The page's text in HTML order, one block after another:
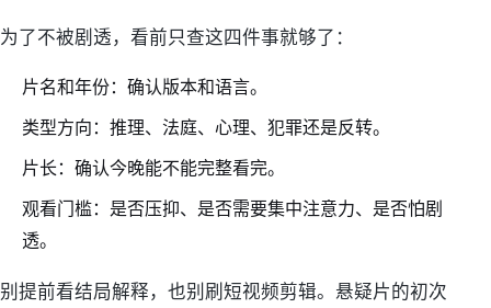
为了不被剧透，看前只查这四件事就够了：
片名和年份：确认版本和语言。
类型方向：推理、法庭、心理、犯罪还是反转。
片长：确认今晚能不能完整看完。
观看门槛：是否压抑、是否需要集中注意力、是否怕剧
透。
别提前看结局解释，也别刷短视频剪辑。悬疑片的初次